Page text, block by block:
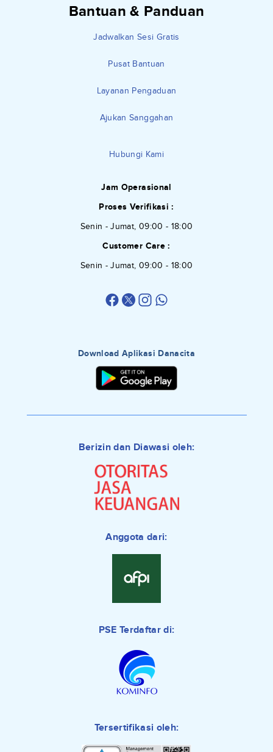
Bantuan & Panduan
Jadwalkan Sesi Gratis
Pusat Bantuan
Layanan Pengaduan
Ajukan Sanggahan
Hubungi Kami
Jam Operasional
Proses Verifikasi :
Senin - Jumat, 09:00 - 18:00
Customer Care :
Senin - Jumat, 09:00 - 18:00
Download Aplikasi Danacita
Berizin dan Diawasi oleh:
Anggota dari:
PSE Terdaftar di:
Tersertifikasi oleh: